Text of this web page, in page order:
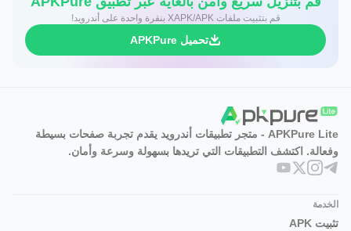
قم بتثبيت ملفات XAPK/APK بنقرة واحدة على أندرويد!
تحميل APKPure
APKPure Lite - متجر تطبيقات أندرويد يقدم تجربة صفحات بسيطة
وفعالة. اكتشف التطبيقات التي تريدها بسهولة وسرعة وأمان.
الخدمة
تثبيت APK